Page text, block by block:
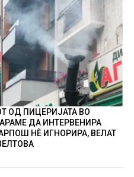
ОД ПИЦЕРИЈАТА ВО
ДА ИНТЕРВЕНИРА
НÈ ИГНОРИРА, ВЕЛАТ